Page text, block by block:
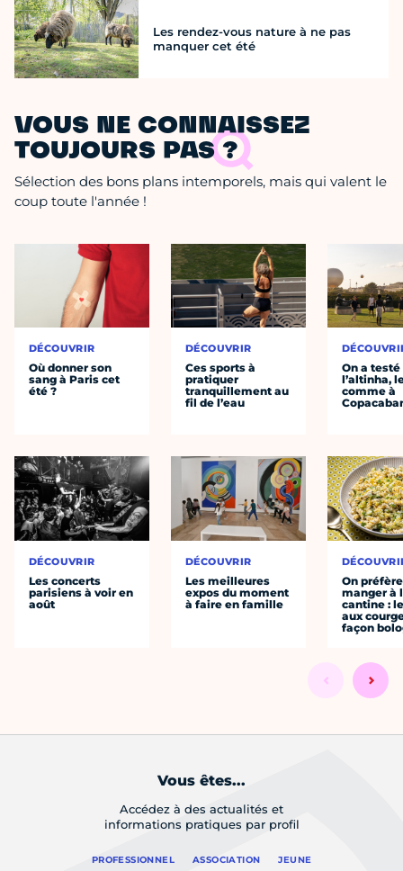
Les rendez-vous nature à ne pas
manquer cet été
VOUS NE CONNAISSEZ
TOUJOURS PAS ?
Sélection des bons plans intemporels, mais qui valent le
coup toute l'année !
DÉCOUVRIR
Où donner son
sang à Paris cet
été ?
DÉCOUVRIR
Les concerts
parisiens à voir en
août
DÉCOUVRIR
Ces sports à
pratiquer
tranquillement au
fil de l’eau
DÉCOUVRIR
Les meilleures
expos du moment
à faire en famille
On a testé
l’altinha,
comme à
On préfère
manger à
cantine :
aux
façon
Vous êtes...
Accédez à des actualités et
informations pratiques par profil
PROFESSIONNEL ASSOCIATION JEUNE